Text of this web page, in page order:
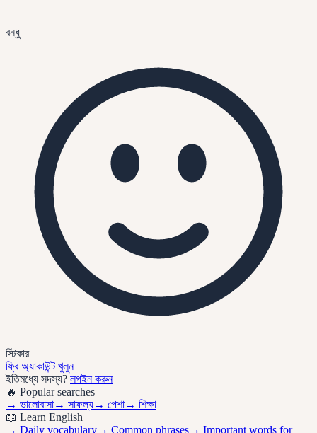
বন্ধু
স্টিকার
ফ্রি অ্যাকাউন্ট খুলুন
ইতিমধ্যে সদস্য? লগইন করুন
🔥 Popular searches
→ ভালোবাসা→ সাফল্য→ পেশা→ শিক্ষা
📖 Learn English
→ Daily vocabulary→ Common phrases→ Important words for